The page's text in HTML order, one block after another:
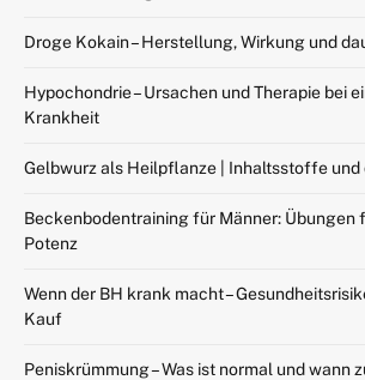
Droge Kokain – Herstellung, Wirkung und
Hypochondrie – Ursachen und Therapie bei
Krankheit
Gelbwurz als Heilpflanze | Inhaltsstoffe und
Beckenbodentraining für Männer: Übungen
Potenz
Wenn der BH krank macht –
Kauf
Peniskrümmung – Was ist normal und wann